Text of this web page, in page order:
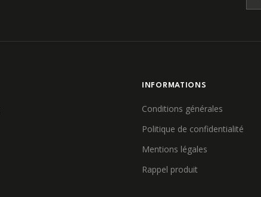
INFORMATIONS
Conditions générales
Politique de confidentialité
Mentions légales
Rappel produit